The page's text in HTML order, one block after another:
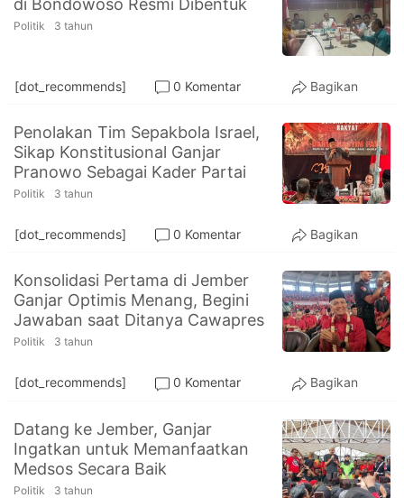
PT.
Balqis
Cyber
di Bondowoso Resmi Dibentuk
Politik 3 tahun
[dot_recommends] 0 Komentar Bagikan
Penolakan Tim Sepakbola Israel,
Sikap Konstitusional Ganjar
Pranowo Sebagai Kader Partai
Politik 3 tahun
[dot_recommends] 0 Komentar Bagikan
Konsolidasi Pertama di Jember
Ganjar Optimis Menang, Begini
Jawaban saat Ditanya Cawapres
Politik 3 tahun
[dot_recommends] 0 Komentar Bagikan
Datang ke Jember, Ganjar
Ingatkan untuk Memanfaatkan
Medsos Secara Baik
Politik 3 tahun